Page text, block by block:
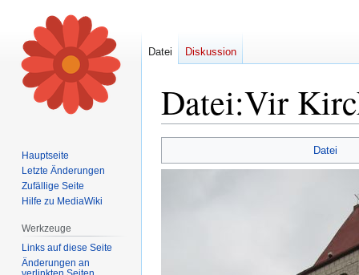
Datei:Vir
Navigation
Suche
Datei
Datei Diskussion
Hauptseite
Letzte Änderungen
Zufällige Seite
Hilfe zu MediaWiki
Werkzeuge
Links auf diese Seite
Änderungen an